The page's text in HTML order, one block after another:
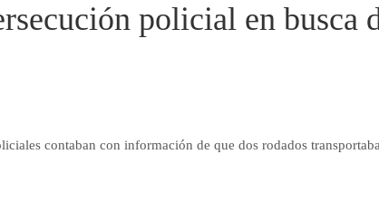
policial en busca
contaban con información de que dos rodados